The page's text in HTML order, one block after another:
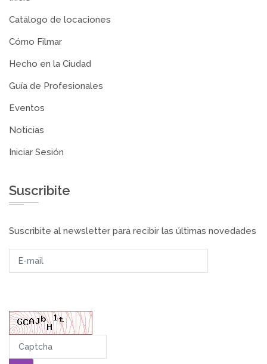
Catálogo de locaciones
Cómo Filmar
Hecho en la Ciudad
Guía de Profesionales
Eventos
Noticias
Iniciar Sesión
Suscribite
Suscribite al newsletter para recibir las últimas novedades